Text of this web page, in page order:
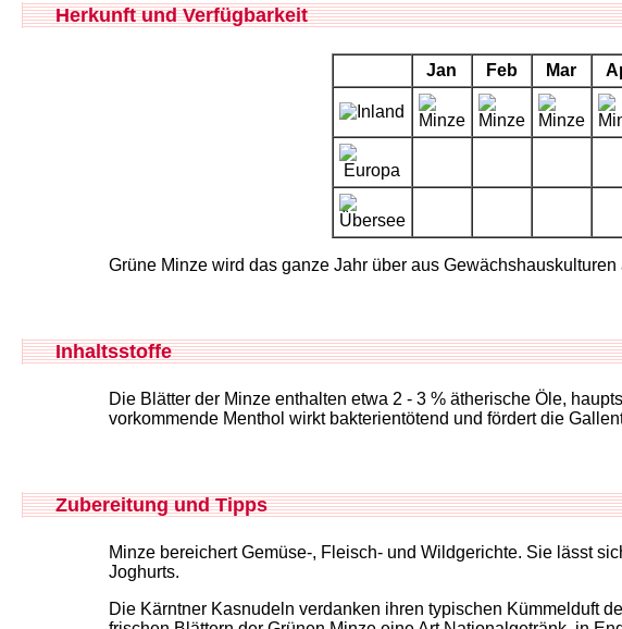
Herkunft und Verfügbarkeit
Jan Feb Mar
Grüne Minze wird das ganze Jahr über aus Gewächshauskulturen
Inhaltsstoffe
Die Blätter der Minze enthalten etwa 2 - 3 % ätherische Öle,
vorkommende Menthol wirkt bakterientötend und fördert die
Zubereitung und Tipps
Minze bereichert Gemüse-, Fleisch- und Wildgerichte. Sie lässt
Joghurts.
Die Kärntner Kasnudeln verdanken ihren typischen Kümmelduft